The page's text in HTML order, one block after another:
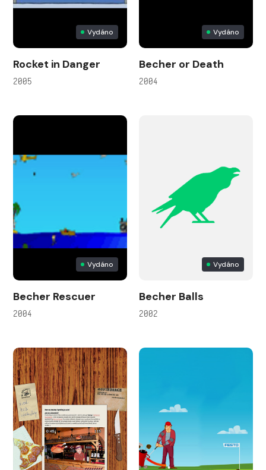
Vydáno
Rocket in Danger
2005
Vydáno
Becher or Death
2004
Vydáno
Becher Rescuer
2004
Vydáno
Becher Balls
2002